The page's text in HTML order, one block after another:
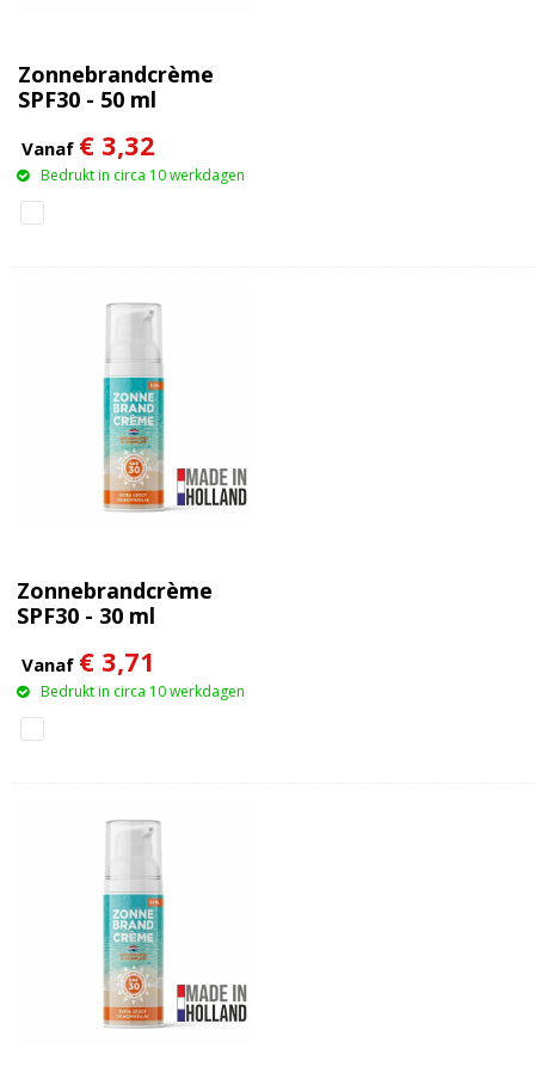
Zonnebrandcrème
SPF30 - 50 ml
Vanaf € 3,32
Bedrukt in circa 10 werkdagen
Zonnebrandcrème
SPF30 - 30 ml
Vanaf € 3,71
Bedrukt in circa 10 werkdagen